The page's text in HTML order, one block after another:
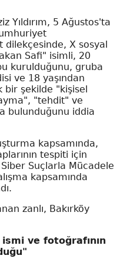
Yıldırım, 5 Ağustos'ta
dilekçesinde, X sosyal
Safi" isimli, 20
kurulduğunu, gruba
ve 18 yaşından
bir şekilde "kişisel
"tehdit" ve
bulunduğunu iddia
kapsamında,
tespiti için
Suçlarla Mücadele
kapsamında
zanlı, Bakırköy
ve fotoğrafının